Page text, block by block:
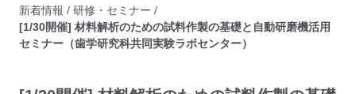
新着情報 / 研修・セミナー /
[1/30開催] 材料解析のための試料作製の基礎と⾃動研磨機活⽤
セミナー（歯学研究科共同実験ラボセンター）